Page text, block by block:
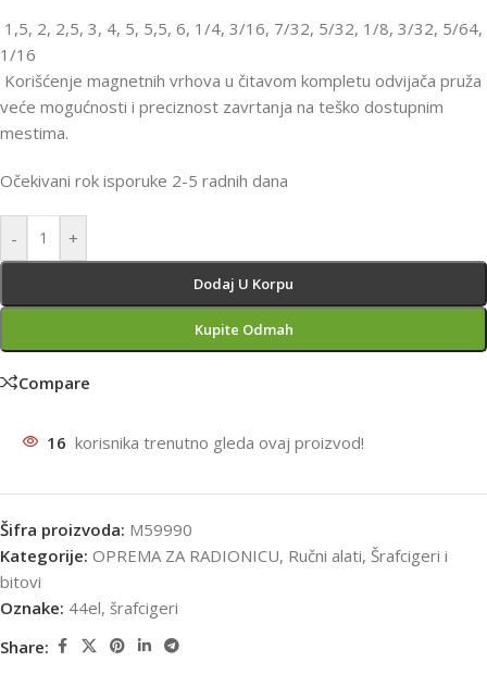
1,5, 2, 2,5, 3, 4, 5, 5,5, 6, 1/4, 3/16, 7/32, 5/32, 1/8, 3/32, 5/64,
1/16
Korišćenje magnetnih vrhova u čitavom kompletu odvijača pruža
veće mogućnosti i preciznost zavrtanja na teško dostupnim
mestima.
Očekivani rok isporuke 2-5 radnih dana
- +
Dodaj U Korpu
Kupite Odmah
Compare
16 korisnika trenutno gleda ovaj proizvod!
Šifra proizvoda: M59990
Kategorije: OPREMA ZA RADIONICU, Ručni alati, Šrafcigeri i
bitovi
Oznake: 44el, šrafcigeri
Share: